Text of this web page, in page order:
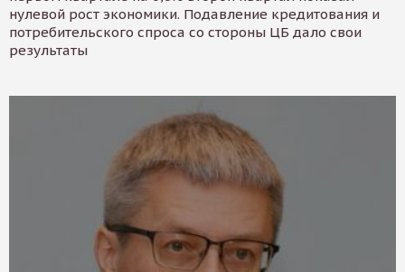
нулевой рост экономики. Подавление кредитования и
потребительского спроса со стороны ЦБ дало свои
результаты